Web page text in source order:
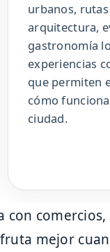
urbanos,
arquitectura,
gastronomía
experiencias
que permiten
cómo
ciudad.
mejor